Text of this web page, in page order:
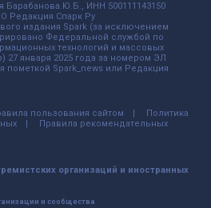
Барабанова.Ю.Б., ИНН 500111143150
Редакция Спарк Ру
издания Spark (за исключением
Федеральной службой по
технологий и массовых
27 января 2025 года за номером ЭЛ
Spark_news или Редакция
пользования сайтом
Политика
Правила рекомендательных
организаций и иностранных
и сообщества